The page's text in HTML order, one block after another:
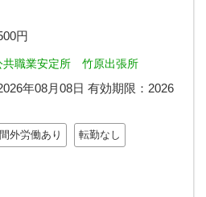
円
共職業安定所 竹原出張所
年08月08日 有効期限： 2026
外労働あり 転勤なし